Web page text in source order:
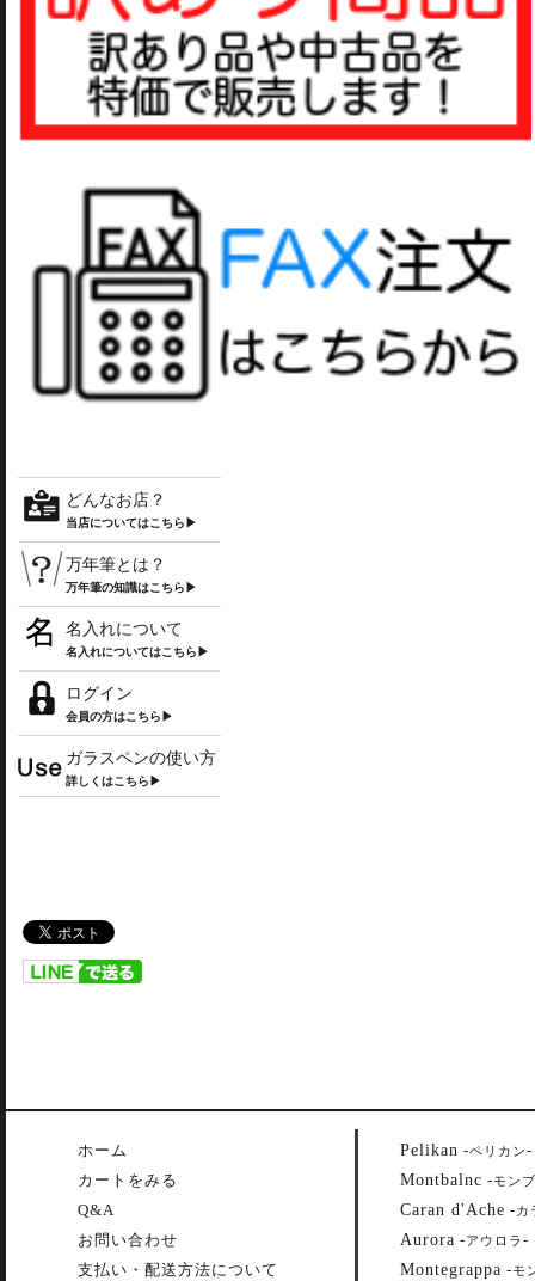
どんなお店？
当店についてはこちら▶
万年筆とは？
万年筆の知識はこちら▶
名入れについて
名入れについてはこちら▶
ログイン
会員の方はこちら▶
ガラスペンの使い方
詳しくはこちら▶
ホーム
カートをみる
Q&A
お問い合わせ
支払い・配送方法について
Pelikan -ペリカン-
Montbalnc -モン
Caran d'Ache -カ
Aurora -アウロラ -
Montegrappa -モ